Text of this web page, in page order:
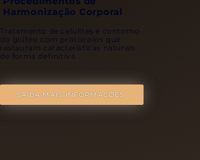
SAIBA MAIS INFORMAÇÕES
Harmonização Corporal
Tratamento de celulites e contorno
do glúteo com protocolos que
restauram características naturais
de forma definitiva.